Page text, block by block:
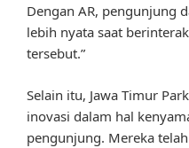
Dengan AR, pengunjung
lebih nyata saat
tersebut.”
Selain itu, Jawa Timur
inovasi dalam hal
pengunjung. Mereka